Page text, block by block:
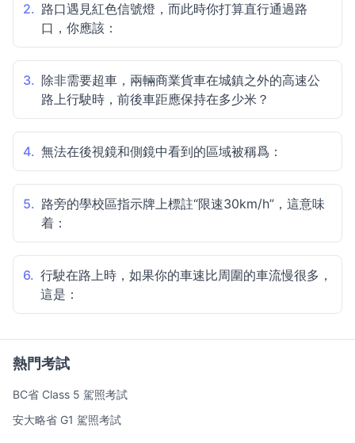
2. 路口遇見紅色信號燈，而此時你打算直行通過路
口，你應該：
3. 除非需要超車，兩輛商業貨車在城鎮之外的高速公
路上行駛時，前後車距應保持在多少米？
4. 無法在後視鏡和側鏡中看到的區域被稱爲：
5. 路旁的學校區指示牌上標註“限速30km/h”，這意味
着：
6. 行駛在路上時，如果你的車速比周圍的車流慢很多，
這是：
熱門考試
BC省 Class 5 駕照考試
安大略省 G1 駕照考試